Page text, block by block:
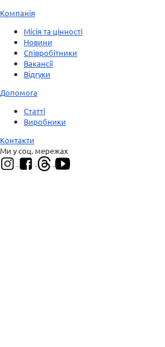
Компанія
Місія та цінності
Новини
Співробітники
Вакансії
Відгуки
Допомога
Статті
Виробники
Контакти
Ми у соц. мережах